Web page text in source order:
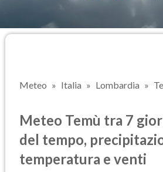
Meteo Italia Lombardia
Meteo Temù tra 7
del tempo,
temperatura e venti